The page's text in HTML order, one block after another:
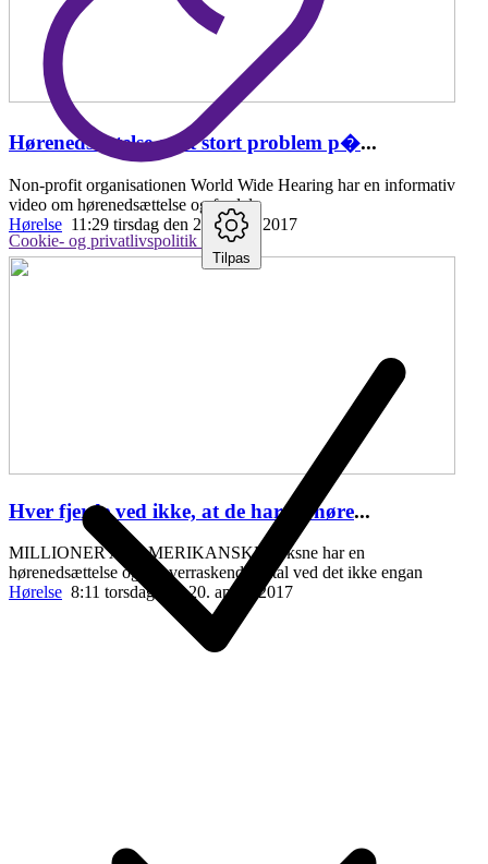
Hørenedsættelse er et stort problem p�...
Non-profit organisationen World Wide Hearing har en informativ
video om hørenedsættelse og fordele
Hørelse 11:29 tirsdag den 25. april , 2017
Hver fjerde ved ikke, at de har en høre...
MILLIONER AF AMERIKANSKE voksne har en
hørenedsættelse og et overraskende antal ved det ikke engan
Hørelse 8:11 torsdag den 20. april , 2017
Cookie- og privatlivspolitik
Tilpas